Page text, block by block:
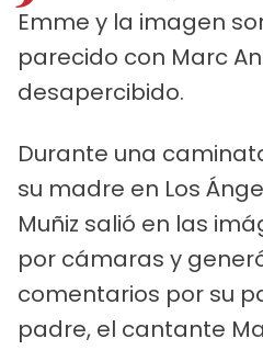
Emme y la imagen
parecido con Marc
desapercibido.
Durante una
su madre en Los
Muñiz salió en las
por cámaras y
comentarios por su
padre, el cantante